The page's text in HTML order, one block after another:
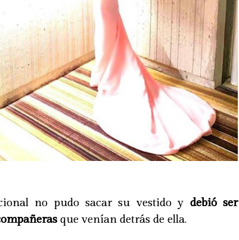
no pudo sacar su vestido y debió ser
que venían detrás de ella.